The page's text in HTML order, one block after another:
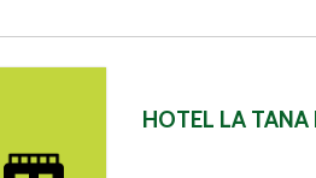
HOTEL LA TANA